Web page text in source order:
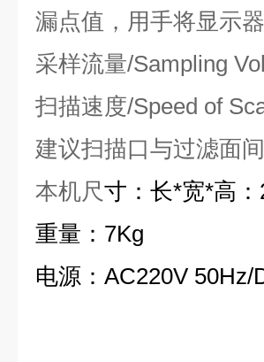
漏点值，用手将显示
采样流量/Sampling
扫描速度/Speed of
建议扫描口与过滤面间
本机尺寸：长*宽*高：
重量： 7Kg
电源： AC220V 50Hz/